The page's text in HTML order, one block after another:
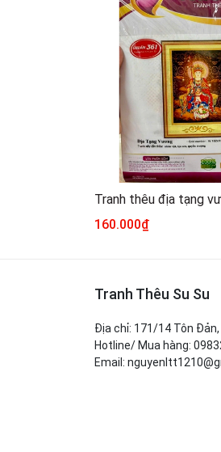
160.000₫
Tranh Thêu Su Su
Địa chỉ: 171/14 Tôn Đản,
Hotline/ Mua hàng:
Email: